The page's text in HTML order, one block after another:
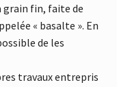
grain fin, faite de
« basalte ». En
de les
travaux entrepris